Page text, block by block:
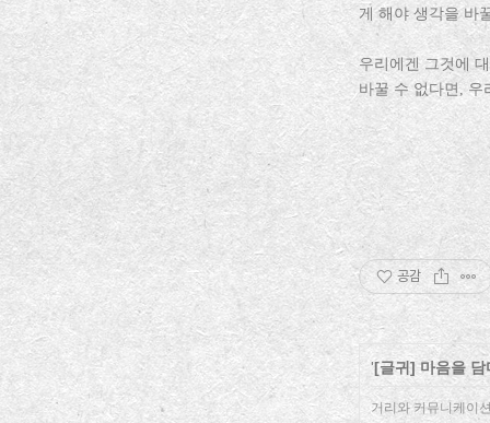
게 해야 생각을 바
우리에겐 그것에
바꿀 수 없다면, 우
공감
' [글귀] 마음을 담
거리와 커뮤니케이